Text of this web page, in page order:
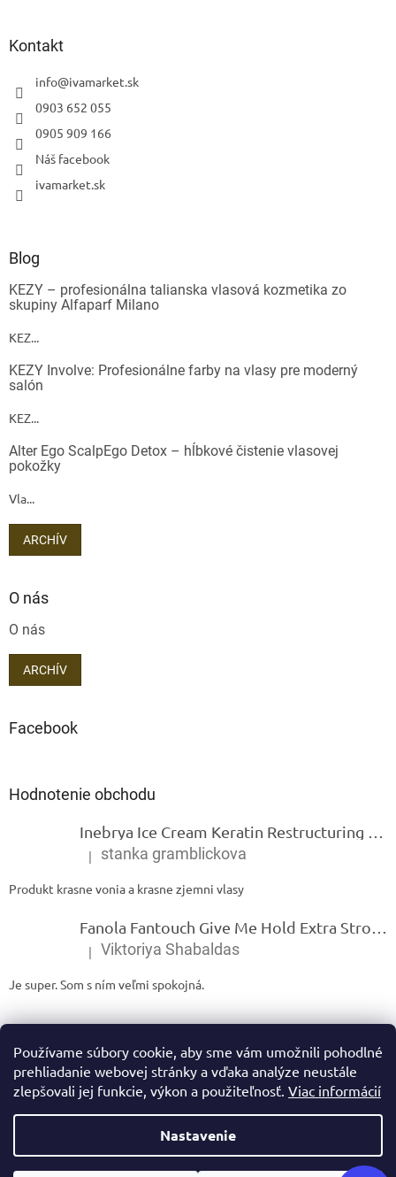
Používame súbory cookie, aby sme vám umožnili pohodlné
prehliadanie webovej stránky a vďaka analýze neustále
zlepšovali jej funkcie, výkon a použiteľnosť. Viac informácií
Nastavenie
Kontakt
info@ivamarket.sk
0903 652 055
0905 909 166
Náš facebook
ivamarket.sk
Blog
KEZY – profesionálna talianska vlasová kozmetika zo
skupiny Alfaparf Milano
KEZ...
KEZY Involve: Profesionálne farby na vlasy pre moderný
salón
KEZ...
Alter Ego ScalpEgo Detox – hĺbkové čistenie vlasovej
pokožky
Vla...
ARCHÍV
O nás
O nás
ARCHÍV
Facebook
Hodnotenie obchodu
Inebrya Ice Cream Keratin Restructuring Mask – reštrukturalizačná maska s keratínom 1000 ml
Hodnotenie produktu je 5 z 5 hviezdičiek.
| stanka gramblickova
Produkt krasne vonia a krasne zjemni vlasy
Fanola Fantouch Give Me Hold Extra Strong Fluid Gel - Extra silný rýchloschnúci tekutý gel 250 ml
Hodnotenie produktu je 5 z 5 hviezdičiek.
| Viktoriya Shabaldas
Je super. Som s ním veľmi spokojná.